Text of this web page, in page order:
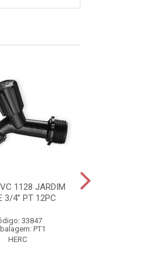
1128 JARDIM
3/4” PT 12PC
33847
PT1
HERC